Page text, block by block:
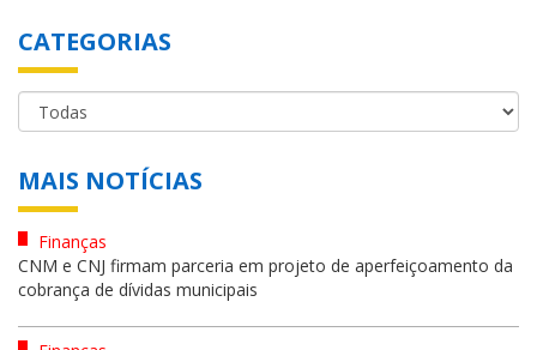
CATEGORIAS
MAIS NOTÍCIAS
Finanças
CNM e CNJ firmam parceria em projeto de aperfeiçoamento da
cobrança de dívidas municipais